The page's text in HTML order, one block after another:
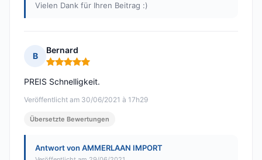
Vielen Dank für Ihren Beitrag :)
B
Bernard
Hinweis: 5 von 5
Veröffentlicht am 30/06/2021 à 17h29
PREIS Schnelligkeit.
Übersetzte Bewertungen
Antwort von AMMERLAAN IMPORT